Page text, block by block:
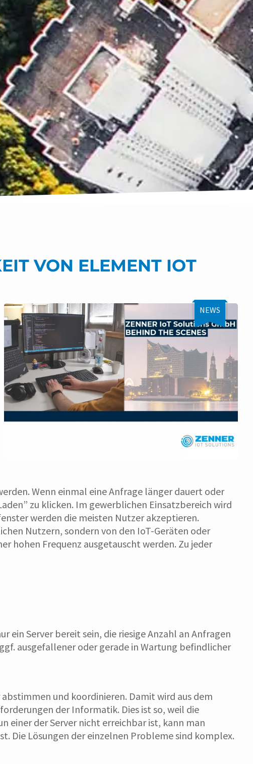
VON ELEMENT IOT
NEWS
Wenn einmal eine Anfrage länger dauert oder
zu klicken. Im gewerblichen Einsatzbereich wird
werden die meisten Nutzer akzeptieren.
Nutzern, sondern von den IoT-Geräten oder
hohen Frequenz ausgetauscht werden. Zu jeder
ein Server bereit sein, die riesige Anzahl an Anfragen
ausgefallener oder gerade in Wartung befindlicher
und koordinieren. Damit wird aus dem
der Informatik. Dies ist so, weil die
einer der Server nicht erreichbar ist, kann man
Die Lösungen der einzelnen Probleme sind komplex.